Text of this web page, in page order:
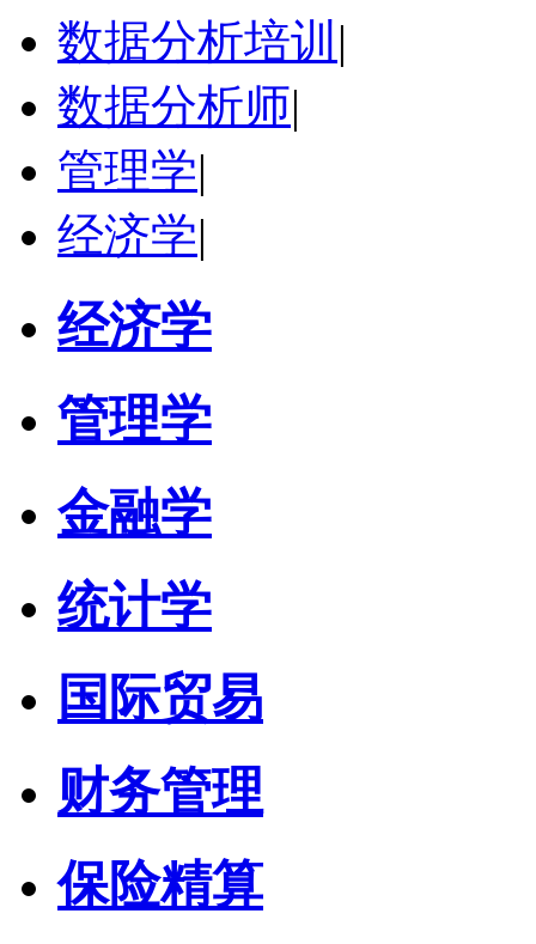
立即咨询
数据分析培训 |
数据分析师|
管理学|
经济学|
经济学
管理学
金融学
统计学
国际贸易
财务管理
保险精算